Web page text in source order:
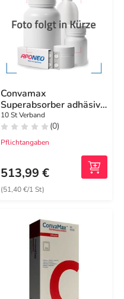
Convamax
Superabsorber adhäsiv
10x20 cm
10 St Verband
(0)
Pflichtangaben
513,99 €
(51,40 €/1 St)